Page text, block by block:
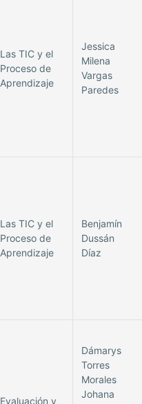
Las TIC y el
Proceso de
Aprendizaje
Jessica
Milena
Vargas
Paredes
Las TIC y el
Proceso de
Aprendizaje
Benjamín
Dussán
Díaz
Evaluación y
Dámarys
Torres
Morales
Johana